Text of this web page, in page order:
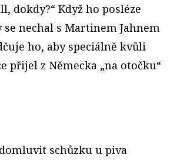
dokdy?“ Když ho posléze
se nechal s Martinem Jahnem
ho, aby speciálně kvůli
přijel z Německa „na otočku“
schůzku u piva